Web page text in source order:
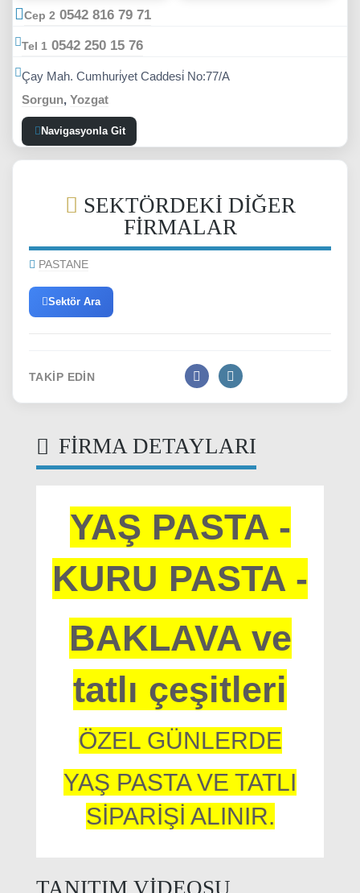
PASTANE
TAKIP EDIN
FIRMA DETAYLARI
YAŞ PASTA -
BAKLAVA ve
tatlı çeşitleri
ÖZEL GÜNLERDE
YAŞ PASTA VE TATLI
SİPARİŞİ ALINIR.
TANITIM VİDEOSU